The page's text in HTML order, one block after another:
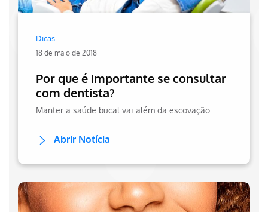
Dicas
18 de maio de 2018
Por que é importante se consultar
com dentista?
Abrir Notícia